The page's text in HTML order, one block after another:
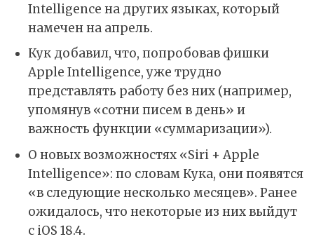
Intelligence на других языках, который
намечен на апрель.
Кук добавил, что, попробовав фишки
Apple Intelligence, уже трудно
представлять работу без них (например,
упомянув «сотни писем в день» и
важность функции «суммаризации»).
О новых возможностях «Siri + Apple
Intelligence»: по словам Кука, они появятся
«в следующие несколько месяцев». Ранее
ожидалось, что некоторые из них выйдут
с iOS 18.4.